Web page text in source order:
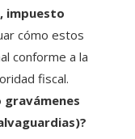
impuesto
cómo estos
conforme a la
fiscal.
gravámenes